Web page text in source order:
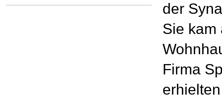
der
Sie kam
Firma